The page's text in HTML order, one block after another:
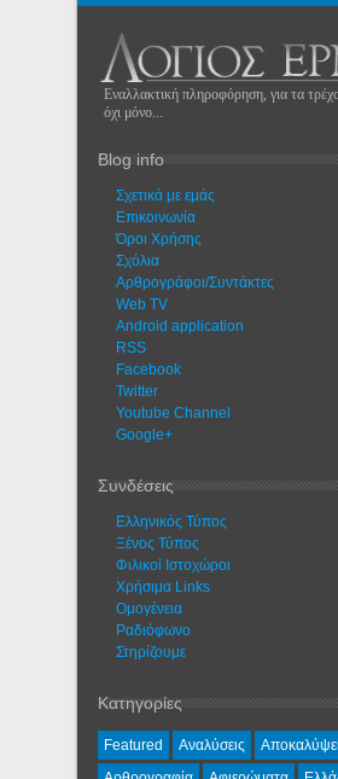
Εναλλακτική πληροφόρηση, για τα
όχι μόνο...
Blog info
Σχετικά με εμάς
Eπικοινωνία
Όροι Χρήσης
Σχόλια
Αρθρογράφοι/Συντάκτες
Web TV
Android application
RSS
Facebook
Twitter
Youtube Channel
Google+
Συνδέσεις
Ελληνικός Τύπος
Ξένος Τύπος
Φιλικοί Ιστοχώροι
Χρήσιμα Links
Ομογένεια
Ραδιόφωνο
Στηρίζουμε
Κατηγορίες
Featured Αναλύσεις